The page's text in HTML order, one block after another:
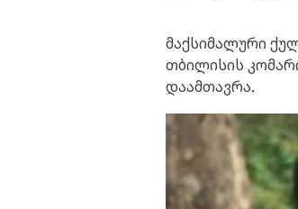
მაქსიმალური
თბილისის
დაამთავრა.